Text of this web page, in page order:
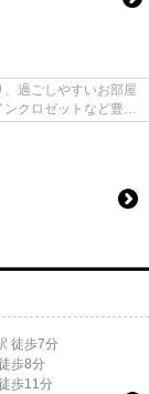
過ごしやすいお部屋
クロゼットなど豊富
徒歩7分
歩8分
歩11分